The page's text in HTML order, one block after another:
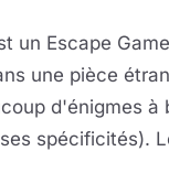
un Escape
une pièce
d'énigmes à
spécificités).